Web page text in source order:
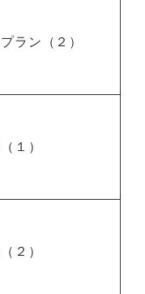
ラン（２）
１）
２）